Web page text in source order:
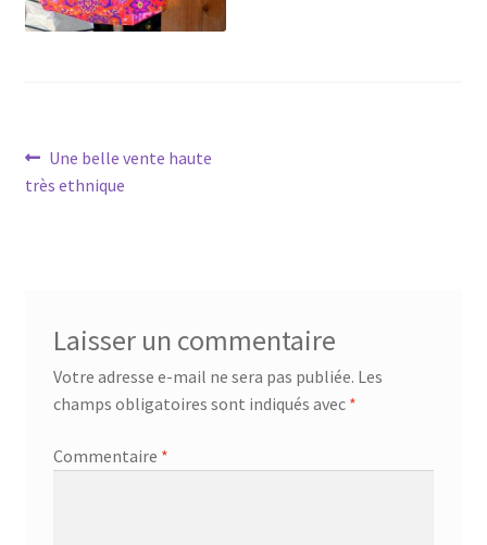
Navigation
de
Article
précédent :
Une belle vente haute
très ethnique
Laisser un commentaire
Votre adresse e-mail ne sera pas publiée. Les
champs obligatoires sont indiqués avec *
Commentaire *